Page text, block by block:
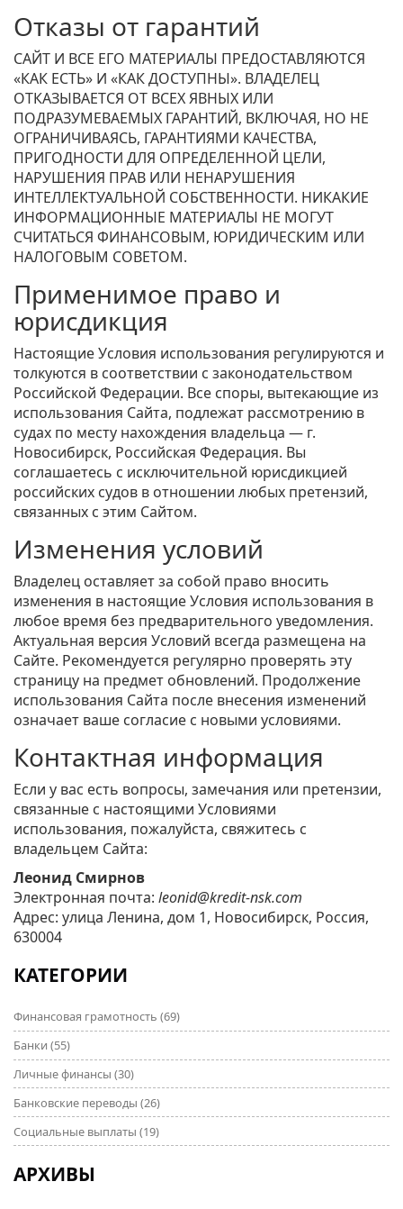
Отказы от гарантий
САЙТ И ВСЕ ЕГО МАТЕРИАЛЫ ПРЕДОСТАВЛЯЮТСЯ
«КАК ЕСТЬ» И «КАК ДОСТУПНЫ». ВЛАДЕЛЕЦ
ОТКАЗЫВАЕТСЯ ОТ ВСЕХ ЯВНЫХ ИЛИ
ПОДРАЗУМЕВАЕМЫХ ГАРАНТИЙ, ВКЛЮЧАЯ, НО НЕ
ОГРАНИЧИВАЯСЬ, ГАРАНТИЯМИ КАЧЕСТВА,
ПРИГОДНОСТИ ДЛЯ ОПРЕДЕЛЕННОЙ ЦЕЛИ,
НАРУШЕНИЯ ПРАВ ИЛИ НЕНАРУШЕНИЯ
ИНТЕЛЛЕКТУАЛЬНОЙ СОБСТВЕННОСТИ. НИКАКИЕ
ИНФОРМАЦИОННЫЕ МАТЕРИАЛЫ НЕ МОГУТ
СЧИТАТЬСЯ ФИНАНСОВЫМ, ЮРИДИЧЕСКИМ ИЛИ
НАЛОГОВЫМ СОВЕТОМ.
Применимое право и
юрисдикция
Настоящие Условия использования регулируются и
толкуются в соответствии с законодательством
Российской Федерации. Все споры, вытекающие из
использования Сайта, подлежат рассмотрению в
судах по месту нахождения владельца — г.
Новосибирск, Российская Федерация. Вы
соглашаетесь с исключительной юрисдикцией
российских судов в отношении любых претензий,
связанных с этим Сайтом.
Изменения условий
Владелец оставляет за собой право вносить
изменения в настоящие Условия использования в
любое время без предварительного уведомления.
Актуальная версия Условий всегда размещена на
Сайте. Рекомендуется регулярно проверять эту
страницу на предмет обновлений. Продолжение
использования Сайта после внесения изменений
означает ваше согласие с новыми условиями.
Контактная информация
Если у вас есть вопросы, замечания или претензии,
связанные с настоящими Условиями
использования, пожалуйста, свяжитесь с
владельцем Сайта:
Леонид Смирнов
Электронная почта: leonid@kredit-nsk.com
Адрес: улица Ленина, дом 1, Новосибирск, Россия,
630004
КАТЕГОРИИ
Финансовая грамотность (69)
Банки (55)
Личные финансы (30)
Банковские переводы (26)
Социальные выплаты (19)
АРХИВЫ